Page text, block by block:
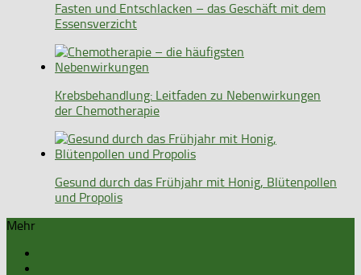
Fasten und Entschlacken – das Geschäft mit dem
Essensverzicht
Krebsbehandlung: Leitfaden zu Nebenwirkungen
der Chemotherapie
Gesund durch das Frühjahr mit Honig, Blütenpollen
und Propolis
Mehr